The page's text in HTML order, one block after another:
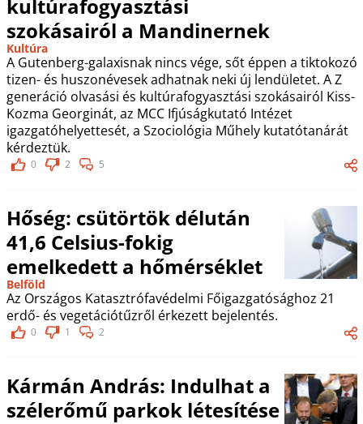
kultúrafogyasztási
szokásairól a Mandinernek
Kultúra
A Gutenberg-galaxisnak nincs vége, sőt éppen a tiktokozó
tizen- és huszonévesek adhatnak neki új lendületet. A Z
generáció olvasási és kultúrafogyasztási szokásairól Kiss-
Kozma Georginát, az MCC Ifjúságkutató Intézet
igazgatóhelyettesét, a Szociológia Műhely kutatótanárát
kérdeztük.
0 2 5
Hőség: csütörtök délután
41,6 Celsius-fokig
emelkedett a hőmérséklet
Belföld
Az Országos Katasztrófavédelmi Főigazgatósághoz 21
erdő- és vegetációtűzről érkezett bejelentés.
0 1 2
Kármán András: Indulhat a
szélerőmű parkok létesítése